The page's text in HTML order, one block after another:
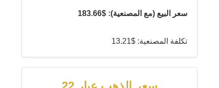
سعر البيع (مع المصنعية): $183.66
تكلفة المصنعية: $13.21